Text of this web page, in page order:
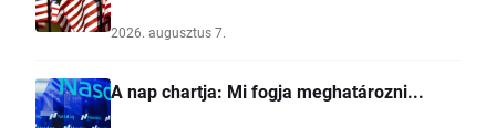
2026. augusztus 7.
A nap chartja: Mi fogja meghatározni...